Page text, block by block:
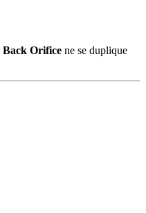
Back Orifice ne se duplique